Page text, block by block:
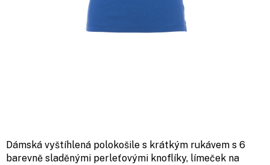
Dámská vyštíhlená polokošile s krátkým rukávem s 6
barevně sladěnými perleťovými knoflíky, límeček na